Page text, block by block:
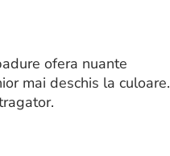
ofera nuante
mai deschis la culoare.